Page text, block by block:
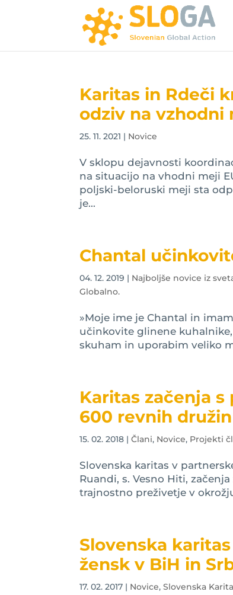
Karitas in Rdeči
odziv na vzhodni
25. 11. 2021 | Novice
V sklopu dejavnosti
na situacijo na vhodni meji
poljski-beloruski meji sta
je...
Chantal
04. 12. 2019 | Najboljše novice iz
Globalno.
»Moje ime je Chantal in
učinkovite glinene
skuham in uporabim veliko
Karitas začenja
600 revnih
15. 02. 2018 |Člani, Novice, Projekti
Slovenska karitas v
Ruandi, s. Vesno Hiti,
trajnostno preživetje v
Slovenska
žensk v BiH in
17. 02. 2017 | Novice,Slovenska